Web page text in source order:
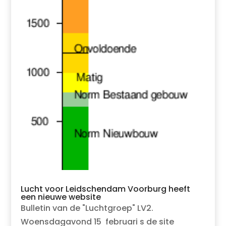
Lucht voor Leidschendam Voorburg heeft
een nieuwe website
Bulletin van de "Luchtgroep" LV2.
Woensdagavond 15 februari s de site